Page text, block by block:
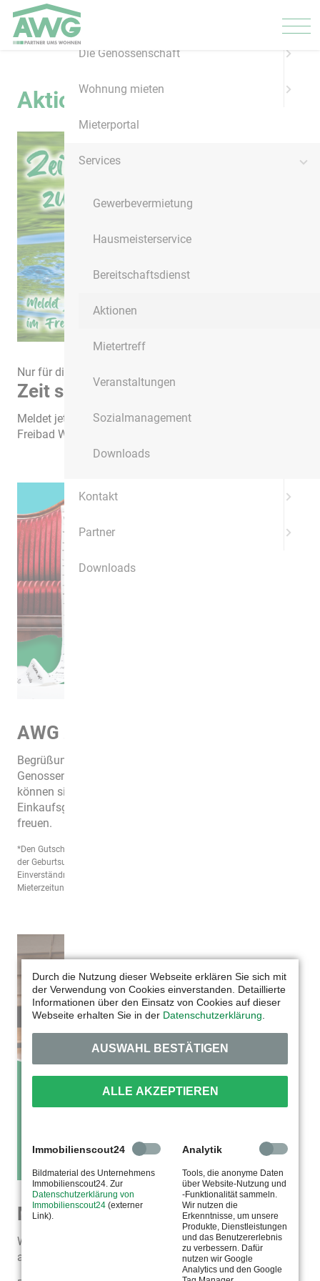
Aktionen
Nur für die ersten 50 Anmeldungen!
Zeit schwimmen zu lernen!
Meldet jetzt Euer Kind bei einem Schwimmkurs im
Freibad Wolmirstedt an und spart dabei!
AWG zahlt...
Begrüßungsgeld an ihre Mitglieder - die in der
Genossenschaft wohnen - zur Geburt ihres Babys. So
können sich frisch gebackene Eltern über einen
Einkaufsgutschein von baby-walz im Wert von 200 Euro
freuen.
*Den Gutschein erhalten Sie nach Einreichung folgender Unterlagen: Kopie
der Geburtsurkunde; Foto des Kindes (vorzugsweise ein Digitalfoto);
Einverständniserklärung zur Veröffentlichung des Fotos in unserer
Mieterzeitung.
Mieter werben Mieter
Wo kann man sich seinen Nachbarn schon selbst
aussuchen?
Durch die Nutzung dieser Webseite erklären Sie sich mit
der Verwendung von Cookies einverstanden. Detaillierte
Informationen über den Einsatz von Cookies auf dieser
Webseite erhalten Sie in der Datenschutzerklärung
AUSWAHL BESTÄTIGEN
ALLE AKZEPTIEREN
Immobilienscout24
Bildmaterial des Unternehmens
Immobilienscout24. Zur
Datenschutzerklärung von
Immobilienscout24 (externer
Link).
Analytik
Tools, die anonyme Daten
über Website-Nutzung und
-Funktionalität sammeln.
Wir nutzen die
Erkenntnisse, um unsere
Produkte, Dienstleistungen
und das Benutzererlebnis
zu verbessern. Dafür
nutzen wir Google
Analytics und den Google
Die Genossenschaft
Wohnung mieten
Mieterportal
Services
Gewerbevermietung
Hausmeisterservice
Bereitschaftsdienst
Aktionen
Mietertreff
Veranstaltungen
Sozialmanagement
Downloads
Kontakt
Partner
Downloads